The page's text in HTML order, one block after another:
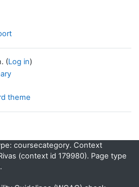
(Log in)
theme
coursecategory. Context
(context id 179980). Page type